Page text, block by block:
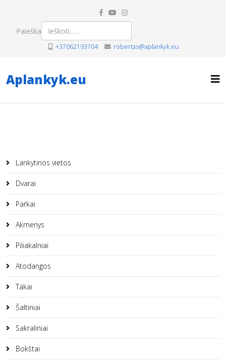
Paieška
+37062193704 robertas@aplankyk.eu
Aplankyk.eu
Lankytinos vietos
Dvarai
Parkai
Akmenys
Piliakalniai
Atodangos
Takai
Šaltiniai
Sakraliniai
Bokštai